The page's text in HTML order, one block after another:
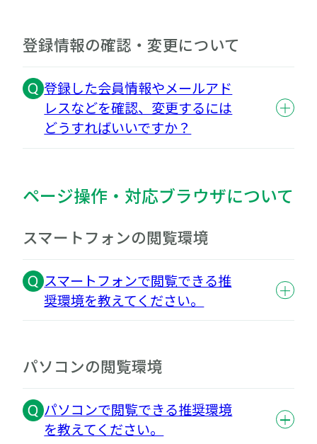
登録情報の確認・変更について
登録した会員情報やメールアド
レスなどを確認、変更するには
どうすればいいですか？
ページ操作・対応ブラウザについて
スマートフォンの閲覧環境
スマートフォンで閲覧できる推
奨環境を教えてください。
パソコンの閲覧環境
パソコンで閲覧できる推奨環境
を教えてください。